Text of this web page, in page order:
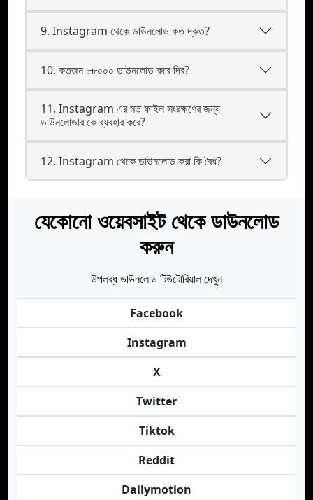
9. Instagram থেকে ডাউনলোড কত দ্রুত?
10. কতজন ৮৮০০০ ডাউনলোড করে দিব?
11. Instagram এর মত ফাইল সংরক্ষণের জন্য
ডাউনলোডার কে ব্যবহার করে?
12. Instagram থেকে ডাউনলোড করা কি বৈধ?
যেকোনো ওয়েবসাইট থেকে ডাউনলোড
করুন
উপলব্ধ ডাউনলোড টিউটোরিয়াল দেখুন
Facebook
Instagram
X
Twitter
Tiktok
Reddit
Dailymotion